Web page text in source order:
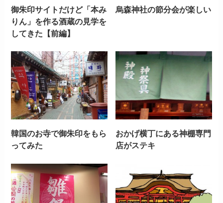
御朱印サイトだけど「本み
りん」を作る酒蔵の見学を
してきた【前編】
烏森神社の節分会が楽しい
韓国のお寺で御朱印をもら
ってみた
おかげ横丁にある神棚専門
店がステキ